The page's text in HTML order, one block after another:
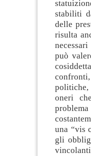
stabiliti
delle
risulta
può
politiche,
oneri
problema
una “vis
gli